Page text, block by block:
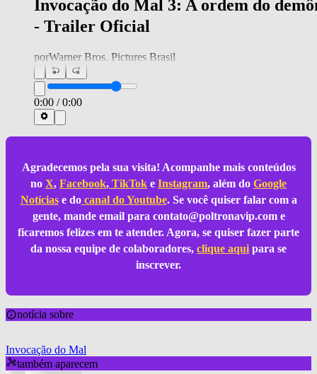
Invocação do Mal 3: A ordem do
- Trailer Oficial
porWarner Bros. Pictures Brasil
0:00 /0:00
Agradecemos pela sua visita! Acompanhe mais conteúdos
no X, Facebook, TikTok e Instagram, além do Google
Notíciase docanal do Youtube. Se você quiser falar com a
gente, mande email para contato@poltronavip.come
ficaremos felizes em te atender. Agora, se quiser fazer parte
da nossa equipe de colaboradores, clique aqui para se
inscrever.
notícia sobre
Invocação do Mal
também aparecem